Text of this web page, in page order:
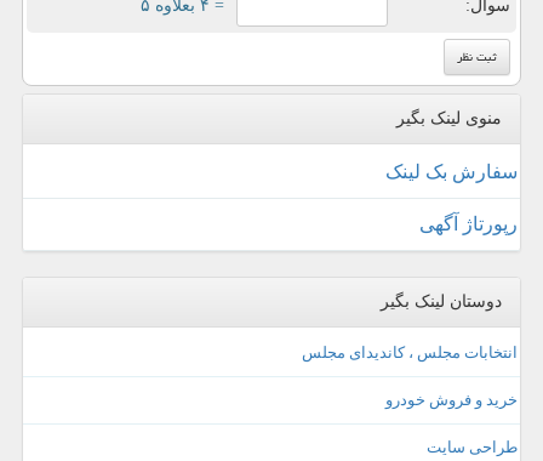
سوال: = ۴ بعلاوه ۵
منوی لینک بگیر
سفارش بک لینک
رپورتاژ آگهی
دوستان لینک بگیر
انتخابات مجلس ، کاندیدای مجلس
خرید و فروش خودرو
طراحی سایت